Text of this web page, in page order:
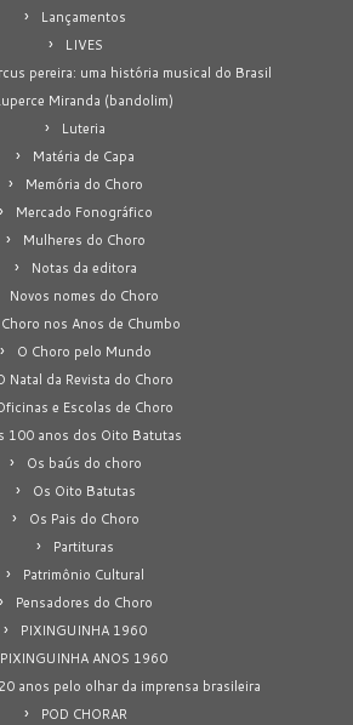
Lançamentos
LIVES
pereira: uma história musical do Brasil
Miranda (bandolim)
Luteria
Matéria de Capa
Memória do Choro
Mercado Fonográfico
Mulheres do Choro
Notas da editora
Novos nomes do Choro
nos Anos de Chumbo
O Choro pelo Mundo
Natal da Revista do Choro
e Escolas de Choro
100 anos dos Oito Batutas
Os baús do choro
Os Oito Batutas
Os Pais do Choro
Partituras
Patrimônio Cultural
Pensadores do Choro
PIXINGUINHA 1960
PIXINGUINHA ANOS 1960
anos pelo olhar da imprensa brasileira
POD CHORAR